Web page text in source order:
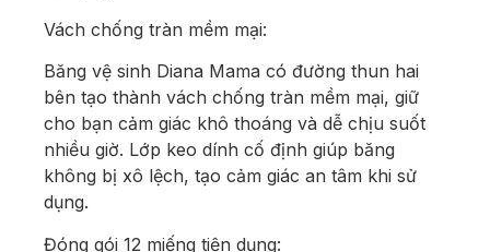
Vách chống tràn mềm mại:
Băng vệ sinh Diana Mama có đường thun hai
bên tạo thành vách chống tràn mềm mại, giữ
cho bạn cảm giác khô thoáng và dễ chịu suốt
nhiều giờ. Lớp keo dính cố định giúp băng
không bị xô lệch, tạo cảm giác an tâm khi sử
dụng.
Đóng gói 12 miếng tiện dụng: